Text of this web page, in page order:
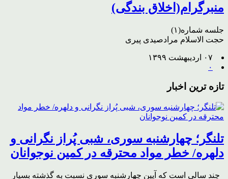
منبرگرام(اخلاق بندگی)
جلسه شماره(۱)
حجت الاسلام مرادصیدی پیری
۰۷ اردیبهشت ۱۳۹۹
۰
تازه ترین اخبار
تلنگر؛ چهارشنبه سوری، شبی پُراز نگرانی و
دلهره/ خطر مواد محترقه در کمین نوجوانان
چند سالی است که آیین چهارشنبه سوری نسبت به گذشته بسیار